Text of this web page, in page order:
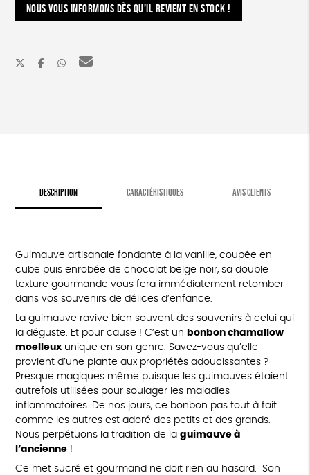
NOUS VOUS INFORMONS DÈS QU’IL REVIENT EN STOCK !
DESCRIPTION CARACTÉRISTIQUES AVIS CLIENTS
Guimauve artisanale fondante à la vanille, coupée en
cube puis enrobée de chocolat belge noir, sa double
texture gourmande vous fera immédiatement retomber
dans vos souvenirs de délices d’enfance.
La guimauve ravive bien souvent des souvenirs à celui qui
la déguste. Et pour cause ! C’est un bonbon chamallow
moelleuxunique en son genre. Savez-vous qu’elle
provient d’une plante aux propriétés adoucissantes ?
Presque magiques même puisque les guimauves étaient
autrefois utilisées pour soulager les maladies
inflammatoires. De nos jours, ce bonbon pas tout à fait
comme les autres est adoré des petits et des grands.
Nous perpétuons la tradition de la guimauve à
l’ancienne!
Ce met sucré et gourmand ne doit rien au hasard. Son